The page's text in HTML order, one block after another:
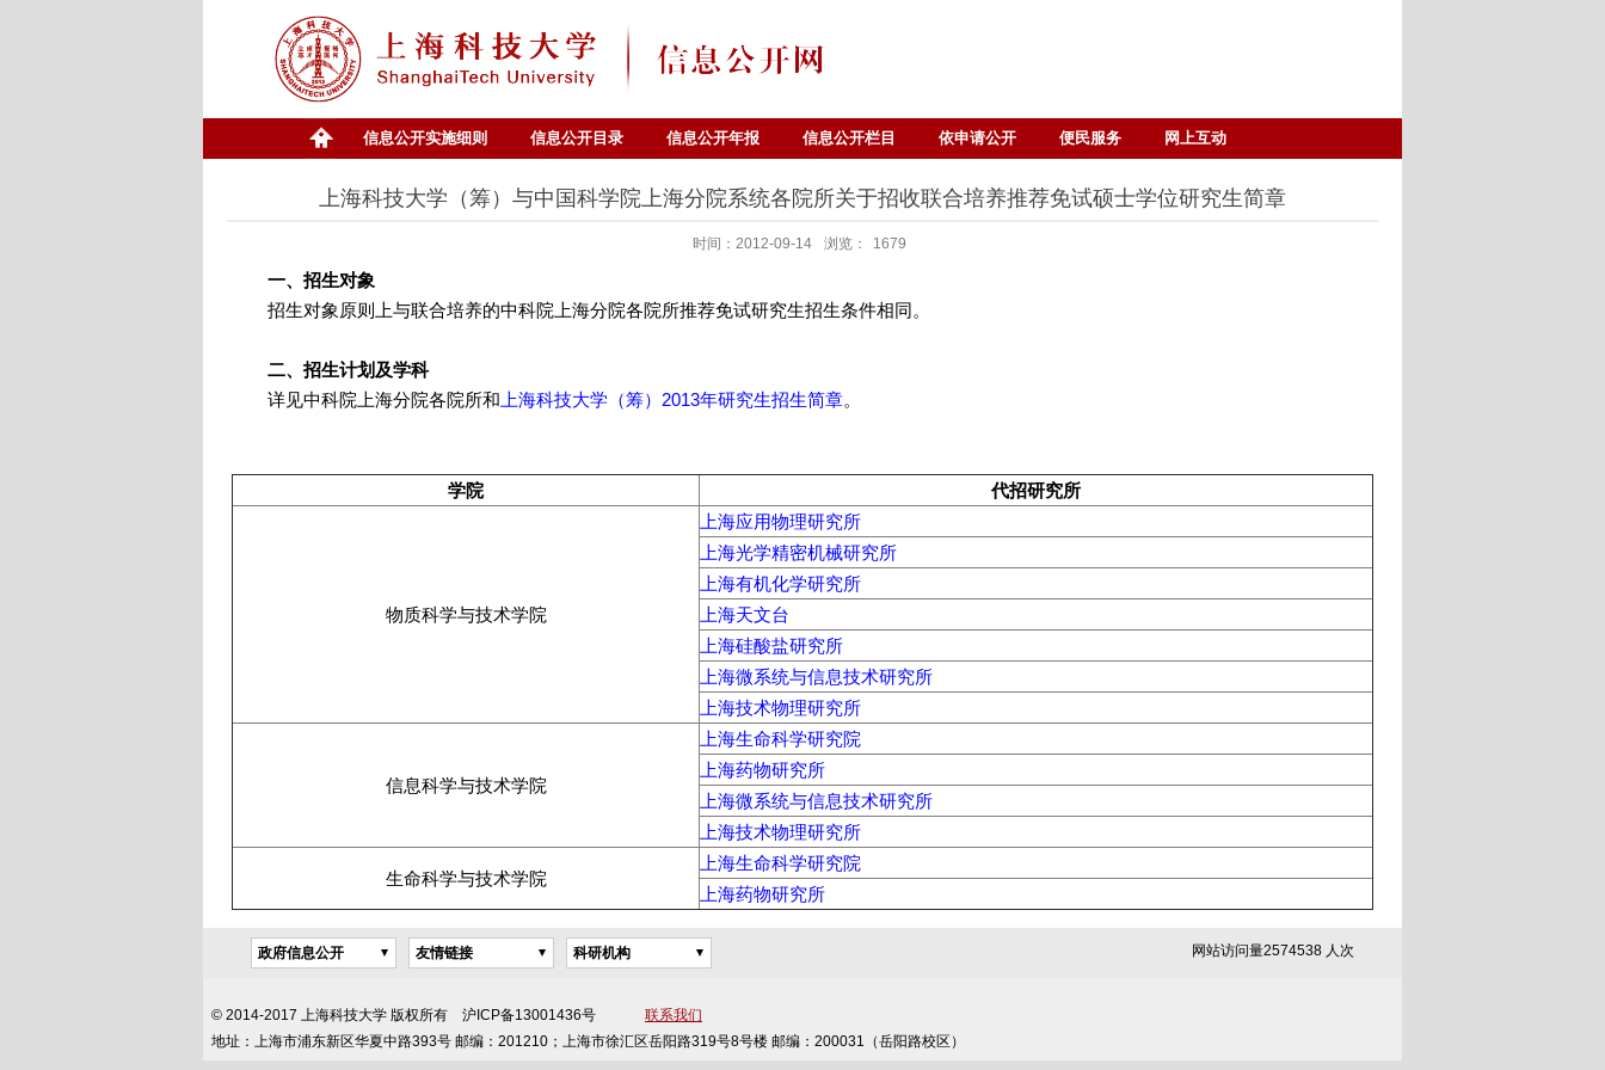
信息公开实施细则 信息公开目录 信息公开年报 信息公开栏目 依申请公开 便民服务 网上互动
上海科技大学（筹）与中国科学院上海分院系统各院所关于招收联合培养推荐免试硕士学位研究生简章
时间：2012-09-14 浏览： 1679
一、招生对象
招生对象原则上与联合培养的中科院上海分院各院所推荐免试研究生招生条件相同。
二、招生计划及学科
详见中科院上海分院各院所和 上海科技大学（筹）2013年研究生招生简章。
学院 代招研究所
物质科学与技术学院
上海应用物理研究所
上海光学精密机械研究所
上海有机化学研究所
上海天文台
上海硅酸盐研究所
上海微系统与信息技术研究所
上海技术物理研究所
信息科学与技术学院
上海生命科学研究院
上海药物研究所
上海微系统与信息技术研究所
上海技术物理研究所
生命科学与技术学院
上海生命科学研究院
上海药物研究所
政府信息公开 友情链接 科研机构 网站访问量2574538 人次
© 2014-2017 上海科技大学 版权所有 沪ICP备13001436号
联系我们
地址：上海市浦东新区华夏中路393号 邮编：201210；上海市徐汇区岳阳路319号8号楼 邮编：200031（岳阳路校区）